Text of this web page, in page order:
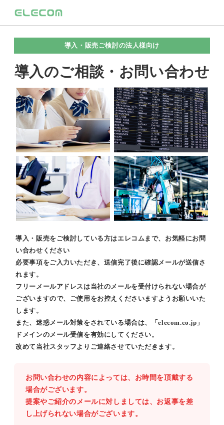
導入・販売ご検討の法人様向け
導入のご相談・お問い合わせ
導入・販売をご検討している方はエレコムまで、お気軽にお問
い合わせください
必要事項をご入力いただき、送信完了後に確認メールが送信さ
れます。
フリーメールアドレスは当社のメールを受付けられない場合が
ございますので、ご使用をお控えくださいますようお願いいた
します。
また、迷惑メール対策をされている場合は、「elecom.co.jp」
ドメインのメール受信を有効にしてください。
改めて当社スタッフよりご連絡させていただきます。
お問い合わせの内容によっては、お時間を頂戴する
場合がございます。
提案やご紹介のメールに対しましては、お返事を差
し上げられない場合がございます。